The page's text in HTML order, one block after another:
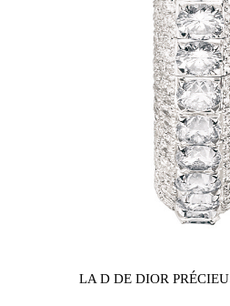
LA D DE DIOR